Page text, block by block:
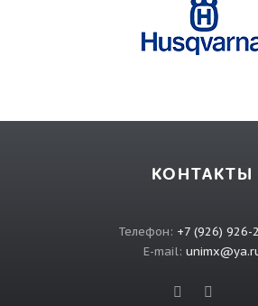
КОНТАКТЫ
Телефон: +7 (926) 926-
E-mail: